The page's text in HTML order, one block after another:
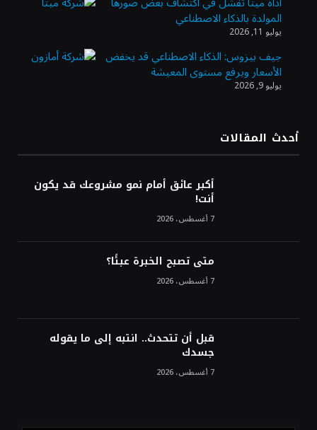
الذهب يسجل أعلى مستوى في أسبوعين بدعم
من تراجع الدولار
الدولار الأمريكي يتراجع قرب أدنى مستوياته
ترقب تطورات الوساطة بشأن الحرب
المولدة بالذكاء الاصطناعي
يوليو 11, 2026
جيف بيزوس: الذكاء الاصطناعي قد يخفض
الأسعار ويرفع مستوى المعيشة
يوليو 9, 2026
أحدث المقالات
أكبر عائق أمام نمو مشروعك قد يكون
أنت!
7 أغسطس، 2026
متى تصبح الخبرة عبئًا؟
7 أغسطس، 2026
قبل أن تتحدث.. انتبه إلى ما يقوله
جسدك
7 أغسطس، 2026